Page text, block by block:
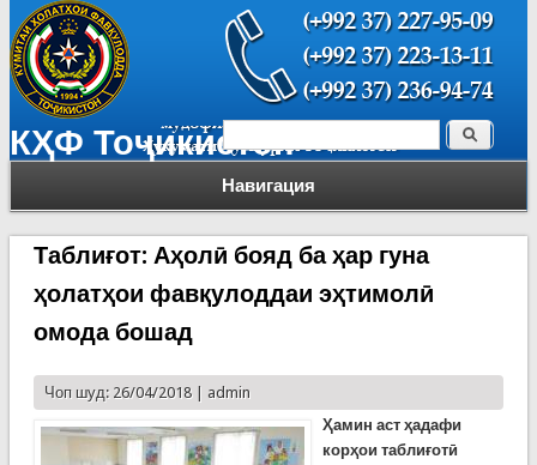
КҲФ Тоҷикистон
Навигация
Форма поиска Поиск
Таблиғот: Аҳолӣ бояд ба ҳар гуна
ҳолатҳои фавқулоддаи эҳтимолӣ
омода бошад
Чоп шуд: 26/04/2018 | admin
Ҳамин аст ҳадафи
корҳои таблиғотӣ